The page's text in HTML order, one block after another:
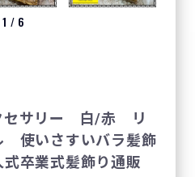
1 / 6
セサリー 白/赤 リ
いさすいバラ髪飾
卒業式髪飾り通販